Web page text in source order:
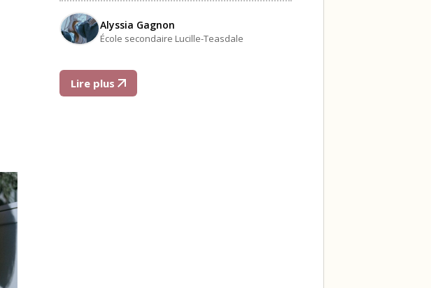
Alyssia Gagnon
École secondaire Lucille-Teasdale
Lire plus